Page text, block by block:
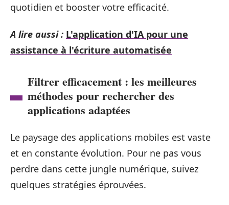
quotidien et booster votre efficacité.
A lire aussi : L'application d'IA pour une
assistance à l'écriture automatisée
Filtrer efficacement : les meilleures
méthodes pour rechercher des
applications adaptées
Le paysage des applications mobiles est vaste
et en constante évolution. Pour ne pas vous
perdre dans cette jungle numérique, suivez
quelques stratégies éprouvées.